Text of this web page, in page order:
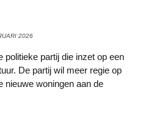
2026
politieke partij die inzet op een
De partij wil meer regie op
nieuwe woningen aan de